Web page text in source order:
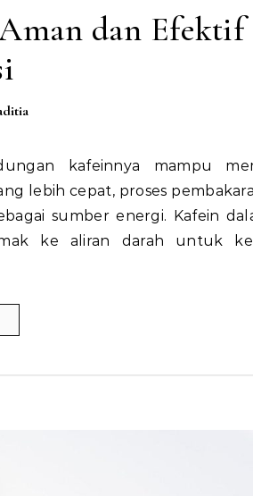
dan Efektif
lebih cepat, proses
sumber energi. Kafein
ke aliran darah untuk